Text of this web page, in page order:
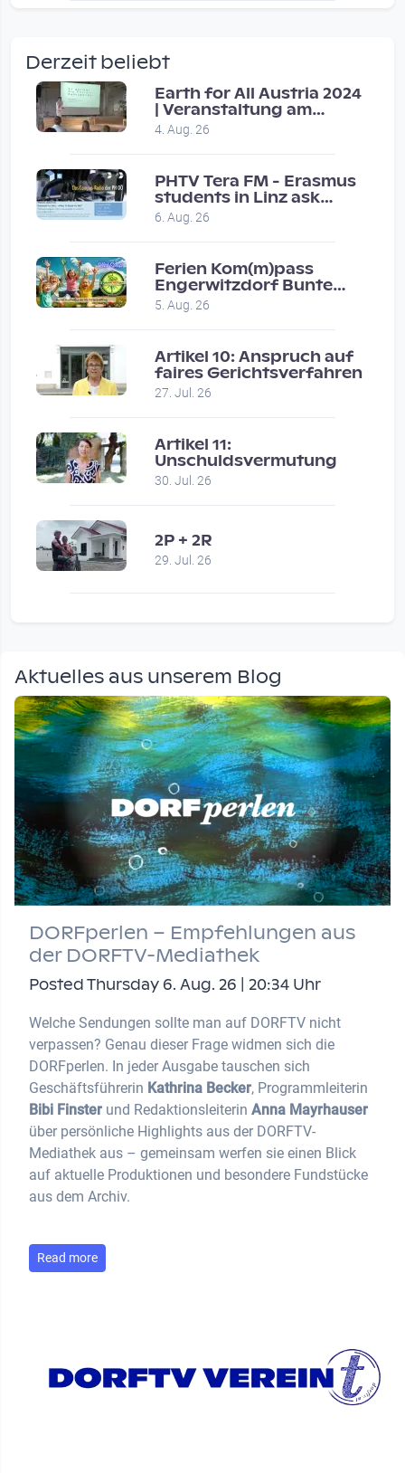
Vor 2 weeks 4 days
Coole Sendung, tolle…
Vor 1 month 2 weeks
Eure Show war super :-)…
Vor 1 month 2 weeks
Derzeit beliebt
Earth for All Austria 2024
| Veranstaltung am
8.7.2024
4. Aug. 26
PHTV Tera FM - Erasmus
students in Linz ask
people on road for
recommendations
6. Aug. 26
Ferien Kom(m)pass
Engerwitzdorf Bunte
Hundestunde
5. Aug. 26
Artikel 10: Anspruch auf
faires Gerichtsverfahren
27. Jul. 26
Artikel 11:
Unschuldsvermutung
30. Jul. 26
2P + 2R
29. Jul. 26
Aktuelles aus unserem Blog
DORFperlen – Empfehlungen aus
der DORFTV-Mediathek
Posted Thursday 6. Aug. 26 | 20:34 Uhr
Welche Sendungen sollte man auf DORFTV nicht
verpassen? Genau dieser Frage widmen sich die
DORFperlen. In jeder Ausgabe tauschen sich
Geschäftsführerin Kathrina Becker, Programmleiterin
Bibi Finster und Redaktionsleiterin Anna Mayrhauser
über persönliche Highlights aus der DORFTV-
Mediathek aus – gemeinsam werfen sie einen Blick
auf aktuelle Produktionen und besondere Fundstücke
aus dem Archiv.
Read more